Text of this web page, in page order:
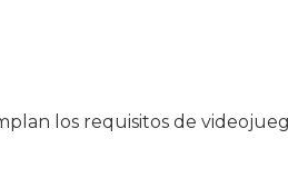
los requisitos de